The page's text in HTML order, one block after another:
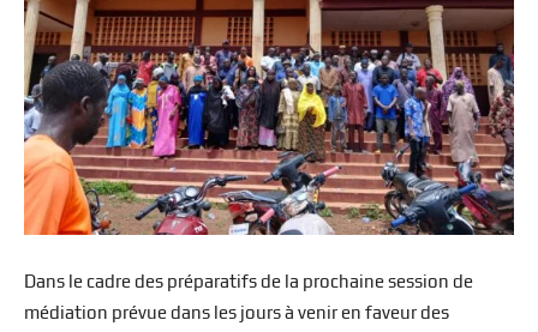
Dans le cadre des préparatifs de la prochaine session de
médiation prévue dans les jours à venir en faveur des